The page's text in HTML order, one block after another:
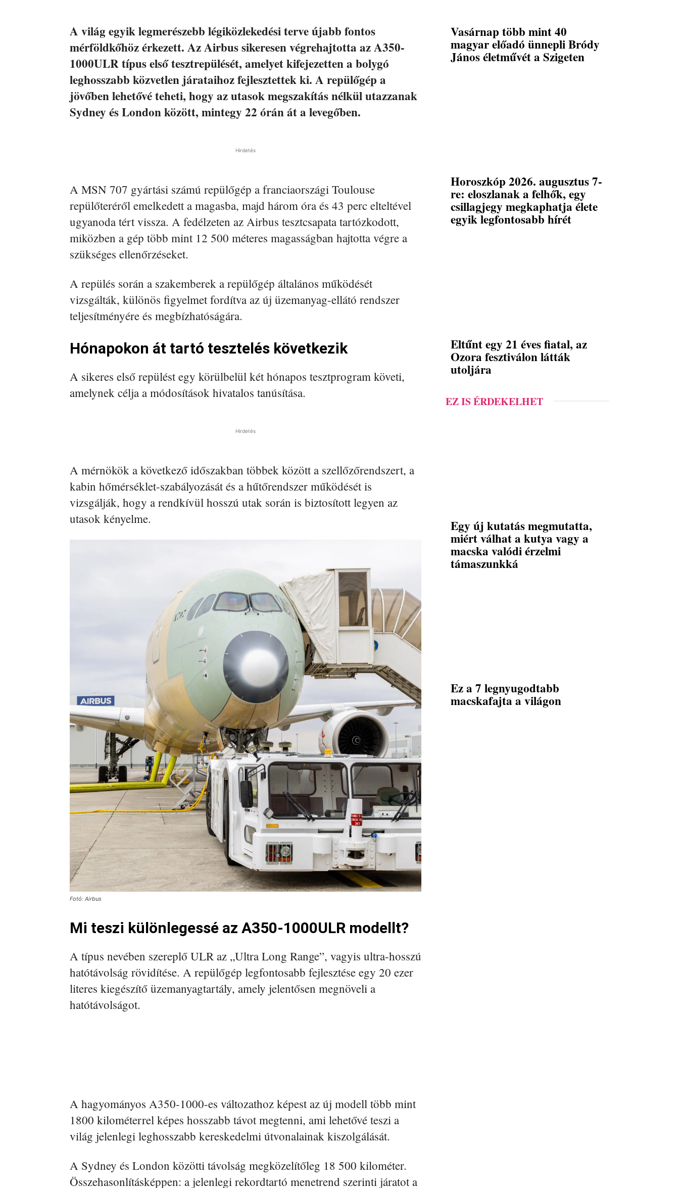
A világ egyik legmerészebb légiközlekedési terve újabb fontos
mérföldkőhöz érkezett. Az Airbus sikeresen végrehajtotta az A350-
1000ULR típus első tesztrepülését, amelyet kifejezetten a bolygó
leghosszabb közvetlen járataihoz fejlesztettek ki. A repülőgép a
jövőben lehetővé teheti, hogy az utasok megszakítás nélkül utazzanak
Sydney és London között, mintegy 22 órán át a levegőben.
Hirdetés
A MSN 707 gyártási számú repülőgép a franciaországi Toulouse
repülőteréről emelkedett a magasba, majd három óra és 43 perc elteltével
ugyanoda tért vissza. A fedélzeten az Airbus tesztcsapata tartózkodott,
miközben a gép több mint 12 500 méteres magasságban hajtotta végre a
szükséges ellenőrzéseket.
A repülés során a szakemberek a repülőgép általános működését
vizsgálták, különös figyelmet fordítva az új üzemanyag-ellátó rendszer
teljesítményére és megbízhatóságára.
Hónapokon át tartó tesztelés következik
A sikeres első repülést egy körülbelül két hónapos tesztprogram követi,
amelynek célja a módosítások hivatalos tanúsítása.
Hirdetés
A mérnökök a következő időszakban többek között a szellőzőrendszert, a
kabin hőmérséklet-szabályozását és a hűtőrendszer működését is
vizsgálják, hogy a rendkívül hosszú utak során is biztosított legyen az
utasok kényelme.
Fotó: Airbus
Mi teszi különlegessé az A350-1000ULR modellt?
A típus nevében szereplő ULR az „Ultra Long Range”, vagyis ultra-hosszú
hatótávolság rövidítése. A repülőgép legfontosabb fejlesztése egy 20 ezer
literes kiegészítő üzemanyagtartály, amely jelentősen megnöveli a
hatótávolságot.
A hagyományos A350-1000-es változathoz képest az új modell több mint
1800 kilométerrel képes hosszabb távot megtenni, ami lehetővé teszi a
világ jelenlegi leghosszabb kereskedelmi útvonalainak kiszolgálását.
A Sydney és London közötti távolság megközelítőleg 18 500 kilométer.
Összehasonlításképpen: a jelenlegi rekordtartó menetrend szerinti járatot a
Vasárnap több mint 40
magyar előadó ünnepli Bródy
János életművét a Szigeten
Horoszkóp 2026. augusztus 7-
re: eloszlanak a felhők, egy
csillagjegy megkaphatja élete
egyik legfontosabb hírét
Eltűnt egy 21 éves fiatal, az
Ozora fesztiválon látták
utoljára
EZ IS ÉRDEKELHET
Egy új kutatás megmutatta,
miért válhat a kutya vagy a
macska valódi érzelmi
támaszunkká
Ez a 7 legnyugodtabb
macskafajta a világon